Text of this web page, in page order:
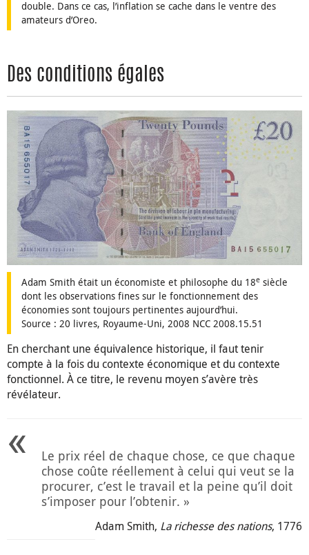
double. Dans ce cas, l’inflation se cache dans le ventre des
amateurs d’Oreo.
Des conditions égales
Adam Smith était un économiste et philosophe du 18e siècle
dont les observations fines sur le fonctionnement des
économies sont toujours pertinentes aujourd’hui.
Source : 20 livres, Royaume-Uni, 2008 NCC 2008.15.51
En cherchant une équivalence historique, il faut tenir
compte à la fois du contexte économique et du contexte
fonctionnel. À ce titre, le revenu moyen s’avère très
révélateur.
Le prix réel de chaque chose, ce que chaque
chose coûte réellement à celui qui veut se la
procurer, c’est le travail et la peine qu’il doit
s’imposer pour l’obtenir. »
Adam Smith, La richesse des nations, 1776